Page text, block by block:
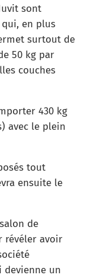
sont
en plus
surtout de
50 kg par
couches
430 kg
avec le plein
tout
ensuite le
de
révéler avoir
devienne un